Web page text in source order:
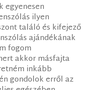
egyenesen
ilyen
találó és kifejező
ajándékának
fogom
akkor másfajta
inkább
gondolok erről az